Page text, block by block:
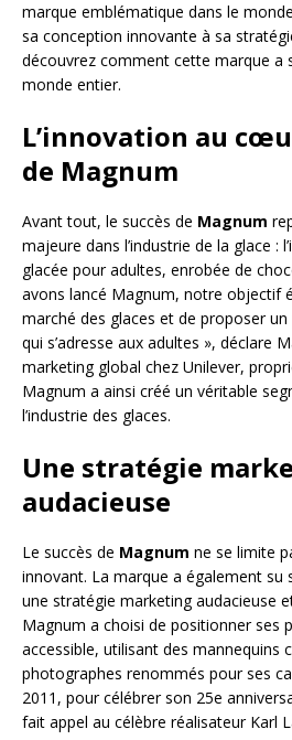
marque emblématique dans le
sa conception innovante à sa
découvrez comment cette marque a
monde entier.
L’innovation au
de Magnum
Avant tout, le succès de Magnum
majeure dans l’industrie de la glace :
glacée pour adultes, enrobée de
avons lancé Magnum, notre objectif
marché des glaces et de proposer
qui s’adresse aux adultes », déclare
marketing global chez Unilever,
Magnum a ainsi créé un véritable
l’industrie des glaces.
Une stratégie
audacieuse
Le succès de Magnum ne se limite
innovant. La marque a également su
une stratégie marketing audacieuse
Magnum a choisi de positionner ses
accessible, utilisant des mannequins
photographes renommés pour ses
2011, pour célébrer son 25e
fait appel au célèbre réalisateur Karl